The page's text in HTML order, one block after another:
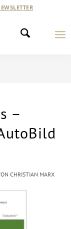
–
CHRISTIAN MARX